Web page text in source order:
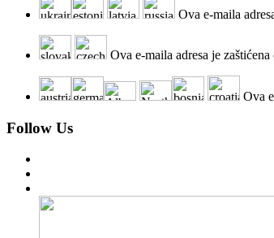
Ova e-maila
Ova e-maila adresa je
Ova
Follow Us